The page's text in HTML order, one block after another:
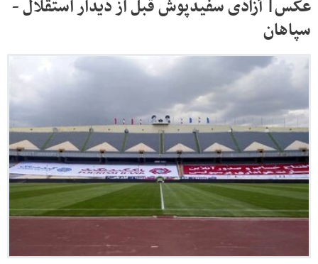
عکس| آزادی سفیدپوش قبل از دیدار استقلال -
سپاهان